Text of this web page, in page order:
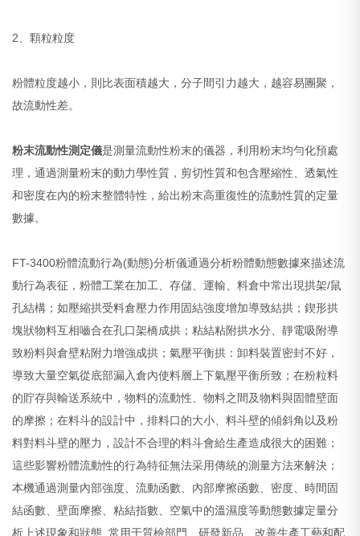
2、顆粒粒度
粉體粒度越小，則比表面積越大，分子間引力越大，越容易團聚，
故流動性差。
粉末流動性測定儀是測量流動性粉末的儀器，利用粉末均勻化預處
理，通過測量粉末的動力學性質，剪切性質和包含壓縮性、透氣性
和密度在內的粉末整體特性，給出粉末高重復性的流動性質的定量
數據。
FT-3400粉體流動行為(動態)分析儀通過分析粉體動態數據來描述流
動行為表征，粉體工業在加工、存儲、運輸、料倉中常出現拱架/鼠
孔結構；如壓縮拱受料倉壓力作用固結強度增加導致結拱；鍥形拱
塊狀物料互相嚙合在孔口架橋成拱；粘結粘附拱水分、靜電吸附導
致粉料與倉壁粘附力增強成拱；氣壓平衡拱：卸料裝置密封不好，
導致大量空氣從底部漏入倉內使料層上下氣壓平衡所致；在粉粒料
的貯存與輸送系統中，物料的流動性、物料之間及物料與固體壁面
的摩擦；在料斗的設計中，排料口的大小、料斗壁的傾斜角以及粉
料對料斗壁的壓力，設計不合理的料斗會給生產造成很大的困難；
這些影響粉體流動性的行為特征無法采用傳統的測量方法來解決；
本機通過測量內部強度、流動函數、內部摩擦函數、密度、時間固
結函數、壁面摩擦、粘結指數、空氣中的溫濕度等動態數據定量分
析上述現象和狀態. 常用于質檢部門、研發新品、改善生產工藝和配